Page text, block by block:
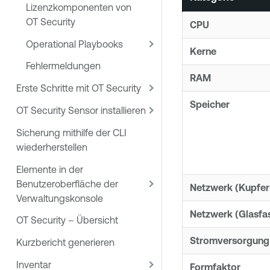
Lizenzkomponenten von
OT Security
Operational Playbooks
Fehlermeldungen
Erste Schritte mit OT Security
OT Security Sensor installieren
Sicherung mithilfe der CLI
wiederherstellen
Elemente in der
Benutzeroberfläche der
Verwaltungskonsole
OT Security – Übersicht
Kurzbericht generieren
Inventar
CPU
Kerne
RAM
Speicher
Netzwerk
Netzwerk
Stromversorgung
Formfaktor